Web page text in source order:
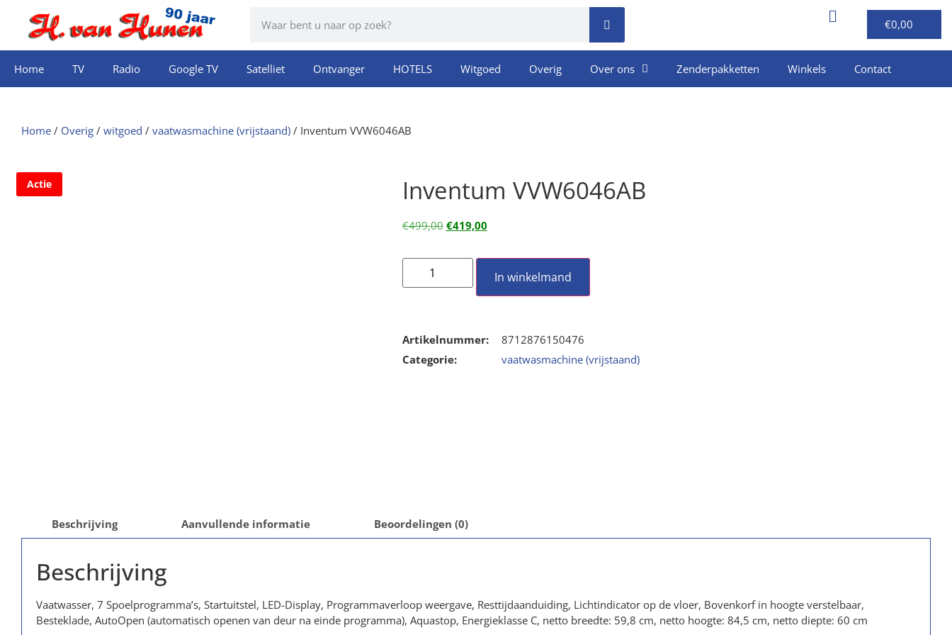
€0,00
Home TV Radio Google TV Satelliet Ontvanger HOTELS Witgoed Overig Over ons Zenderpakketten Winkels Contact
Home / Overig / witgoed / vaatwasmachine (vrijstaand) / Inventum VVW6046AB
Actie Inventum VVW6046AB
€499,00 €419,00
In winkelmand
Artikelnummer:
8712876150476
Categorie:
vaatwasmachine (vrijstaand)
Beschrijving Aanvullende informatie Beoordelingen (0)
Beschrijving
Vaatwasser, 7 Spoelprogramma’s, Startuitstel, LED-Display, Programmaverloop weergave, Resttijdaanduiding, Lichtindicator op de vloer, Bovenkorf in hoogte verstelbaar,
Besteklade, AutoOpen (automatisch openen van deur na einde programma), Aquastop, Energieklasse C, netto breedte: 59,8 cm, netto hoogte: 84,5 cm, netto diepte: 60 cm